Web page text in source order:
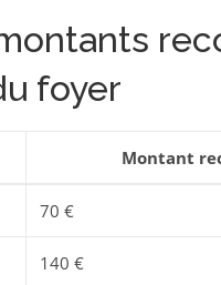
foyer
Montant
70 €
140 €